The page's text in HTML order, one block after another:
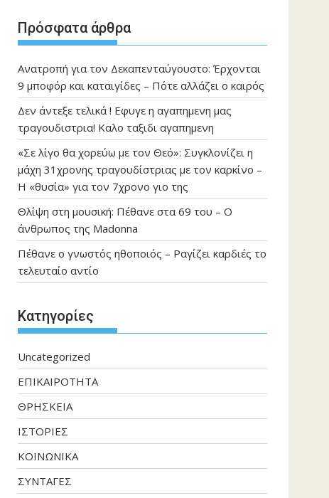
Πρόσφατα άρθρα
Ανατροπή για τον Δεκαπενταύγουστο: Έρχονται
9 μποφόρ και καταιγίδες – Πότε αλλάζει ο καιρός
Δεν άντεξε τελικά ! Εφυγε η αγαπημενη μας
τραγουδιστρια! Καλο ταξιδι αγαπημενη
«Σε λίγο θα χορεύω με τον Θεό»: Συγκλονίζει η
μάχη 31χρονης τραγουδίστριας με τον καρκίνο –
Η «θυσία» για τον 7χρονο γιο της
Θλίψη στη μουσική: Πέθανε στα 69 του – Ο
άνθρωπος της Madonna
Πέθανε ο γνωστός ηθοποιός – Ραγίζει καρδιές το
τελευταίο αντίο
Kατηγορίες
Uncategorized
ΕΠΙΚΑΙΡΟΤΗΤΑ
ΘΡΗΣΚΕΙΑ
ΙΣΤΟΡΙΕΣ
ΚΟΙΝΩΝΙΚΑ
ΣΥΝΤΑΓΕΣ